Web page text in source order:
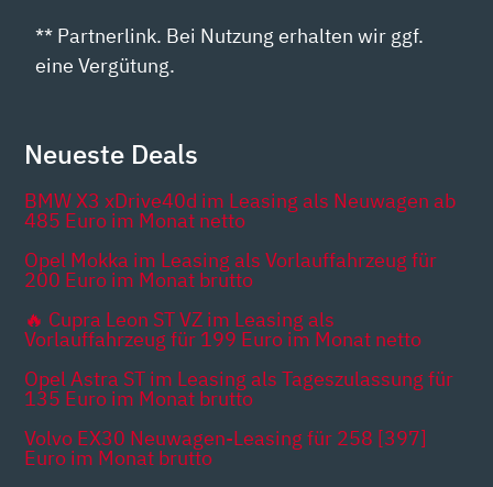
** Partnerlink. Bei Nutzung erhalten wir ggf.
eine Vergütung.
Neueste Deals
BMW X3 xDrive40d im Leasing als Neuwagen ab
485 Euro im Monat netto
Opel Mokka im Leasing als Vorlauffahrzeug für
200 Euro im Monat brutto
🔥 Cupra Leon ST VZ im Leasing als
Vorlauffahrzeug für 199 Euro im Monat netto
Opel Astra ST im Leasing als Tageszulassung für
135 Euro im Monat brutto
Volvo EX30 Neuwagen-Leasing für 258 [397]
Euro im Monat brutto